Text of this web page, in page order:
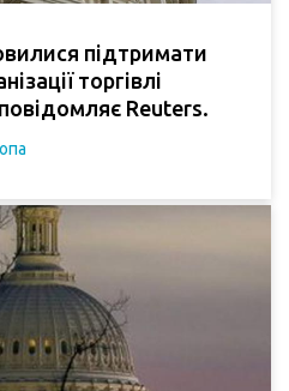
підтримати
торгівлі
Reuters.